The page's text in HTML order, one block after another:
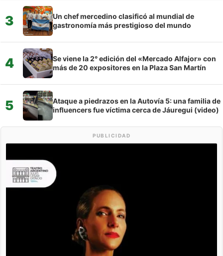
3
Un chef mercedino clasificó al mundial de
gastronomía más prestigioso del mundo
4
Se viene la 2° edición del «Mercado Alfajor» con
más de 20 expositores en la Plaza San Martín
5
Ataque a piedrazos en la Autovía 5: una familia de
influencers fue víctima cerca de Jáuregui (video)
PUBLICIDAD